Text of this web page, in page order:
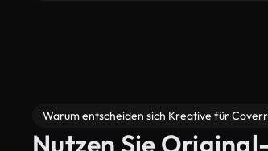
Warum entscheiden sich Kreative für
Nutzen Sie